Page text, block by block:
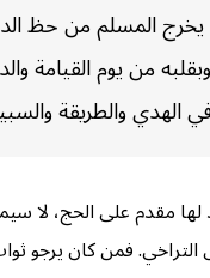
يخرج المسلم من حظ
من يوم القيامة
الهدي والطريقة
مقدم على الحج، لا
فمن كان يرجو